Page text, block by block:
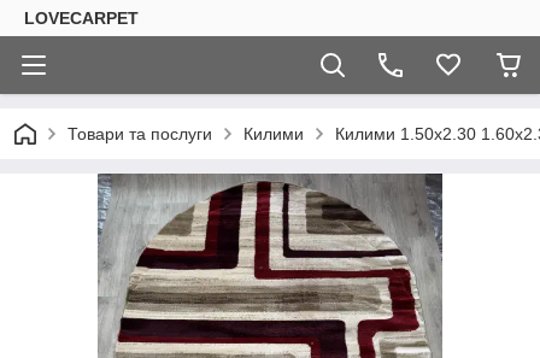
LOVECARPET
Товари та послуги Килими Килими 1.50х2.30